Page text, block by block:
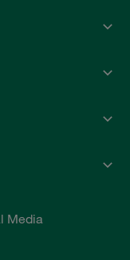
Media